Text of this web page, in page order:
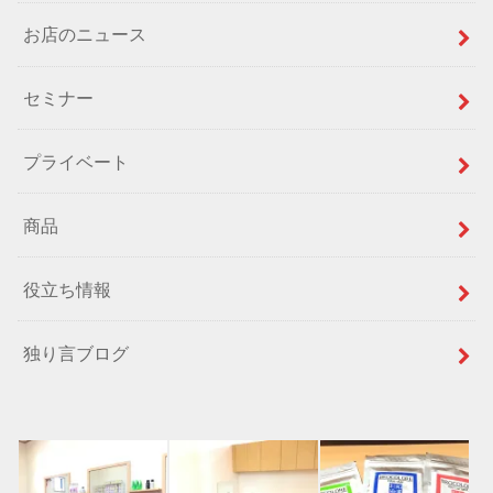
お店のニュース
セミナー
プライベート
商品
役立ち情報
独り言ブログ